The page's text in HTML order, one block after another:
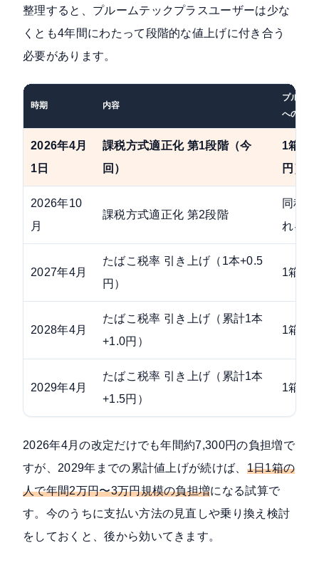
整理すると、プルームテックプラスユーザーは少な
くとも4年間にわたって段階的な値上げに付き合う
必要があります。
時期 内容
プルー
への影響
2026年4月
1日
課税方式適正化 第1段階（今
回）
1箱
円）
2026年10
月
課税方式適正化 第2段階
同程
れる
2027年4月
たばこ税率 引き上げ（1本+0.5
円）
1箱換
2028年4月
たばこ税率 引き上げ（累計1本
+1.0円）
1箱換
2029年4月
たばこ税率 引き上げ（累計1本
+1.5円）
1箱換
2026年4月の改定だけでも年間約7,300円の負担増で
すが、2029年までの累計値上げが続けば、 1日1箱の
人で年間2万円〜3万円規模の負担増になる試算で
す。今のうちに支払い方法の見直しや乗り換え検討
をしておくと、後から効いてきます。